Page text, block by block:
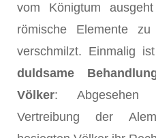
vom Königtum
römische Elemente
verschmilzt. Einmalig
duldsame
Völker: Abgesehen
Vertreibung der